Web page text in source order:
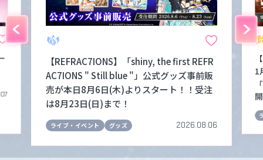
【REFRAC7IONS】「shiny, the first REFR
AC7IONS " Still blue "」公式グッズ事前販
売が本日8月6日(木)よりスタート！！受注
は8月23日(日)まで！
ライブ・イベント グッズ 2026.08.06
1